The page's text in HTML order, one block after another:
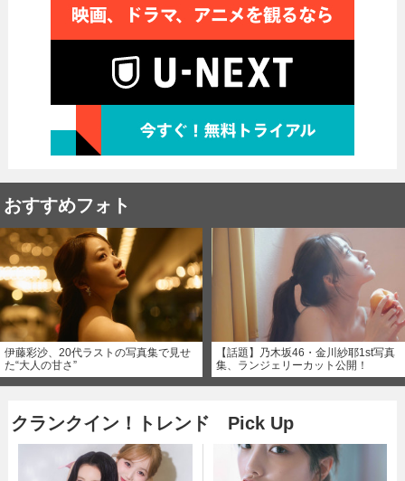
おすすめフォト
伊藤彩沙、20代ラストの写真集で見せ
た“大人の甘さ”
【話題】乃木坂46・金川紗耶1st写真
集、ランジェリーカット公開！
クランクイン！トレンド Pick Up